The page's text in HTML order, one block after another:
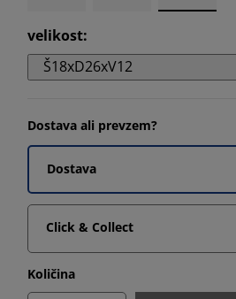
velikost:
Š18xD26xV12
Dostava ali prevzem?
Dostava
Click & Collect
Količina